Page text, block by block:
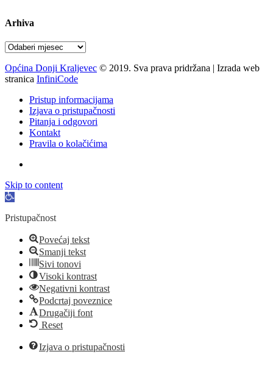
Arhiva
Arhiva
Općina Donji Kraljevec © 2019. Sva prava pridržana | Izrada web
stranica InfiniCode
Pristup informacijama
Izjava o pristupačnosti
Pitanja i odgovori
Kontakt
Pravila o kolačićima
Skip to content
Open
Pristupačnost
Povećaj tekst
Smanji tekst
Sivi tonovi
Visoki kontrast
Negativni kontrast
Podcrtaj poveznice
Drugačiji font
Reset
Izjava o pristupačnosti